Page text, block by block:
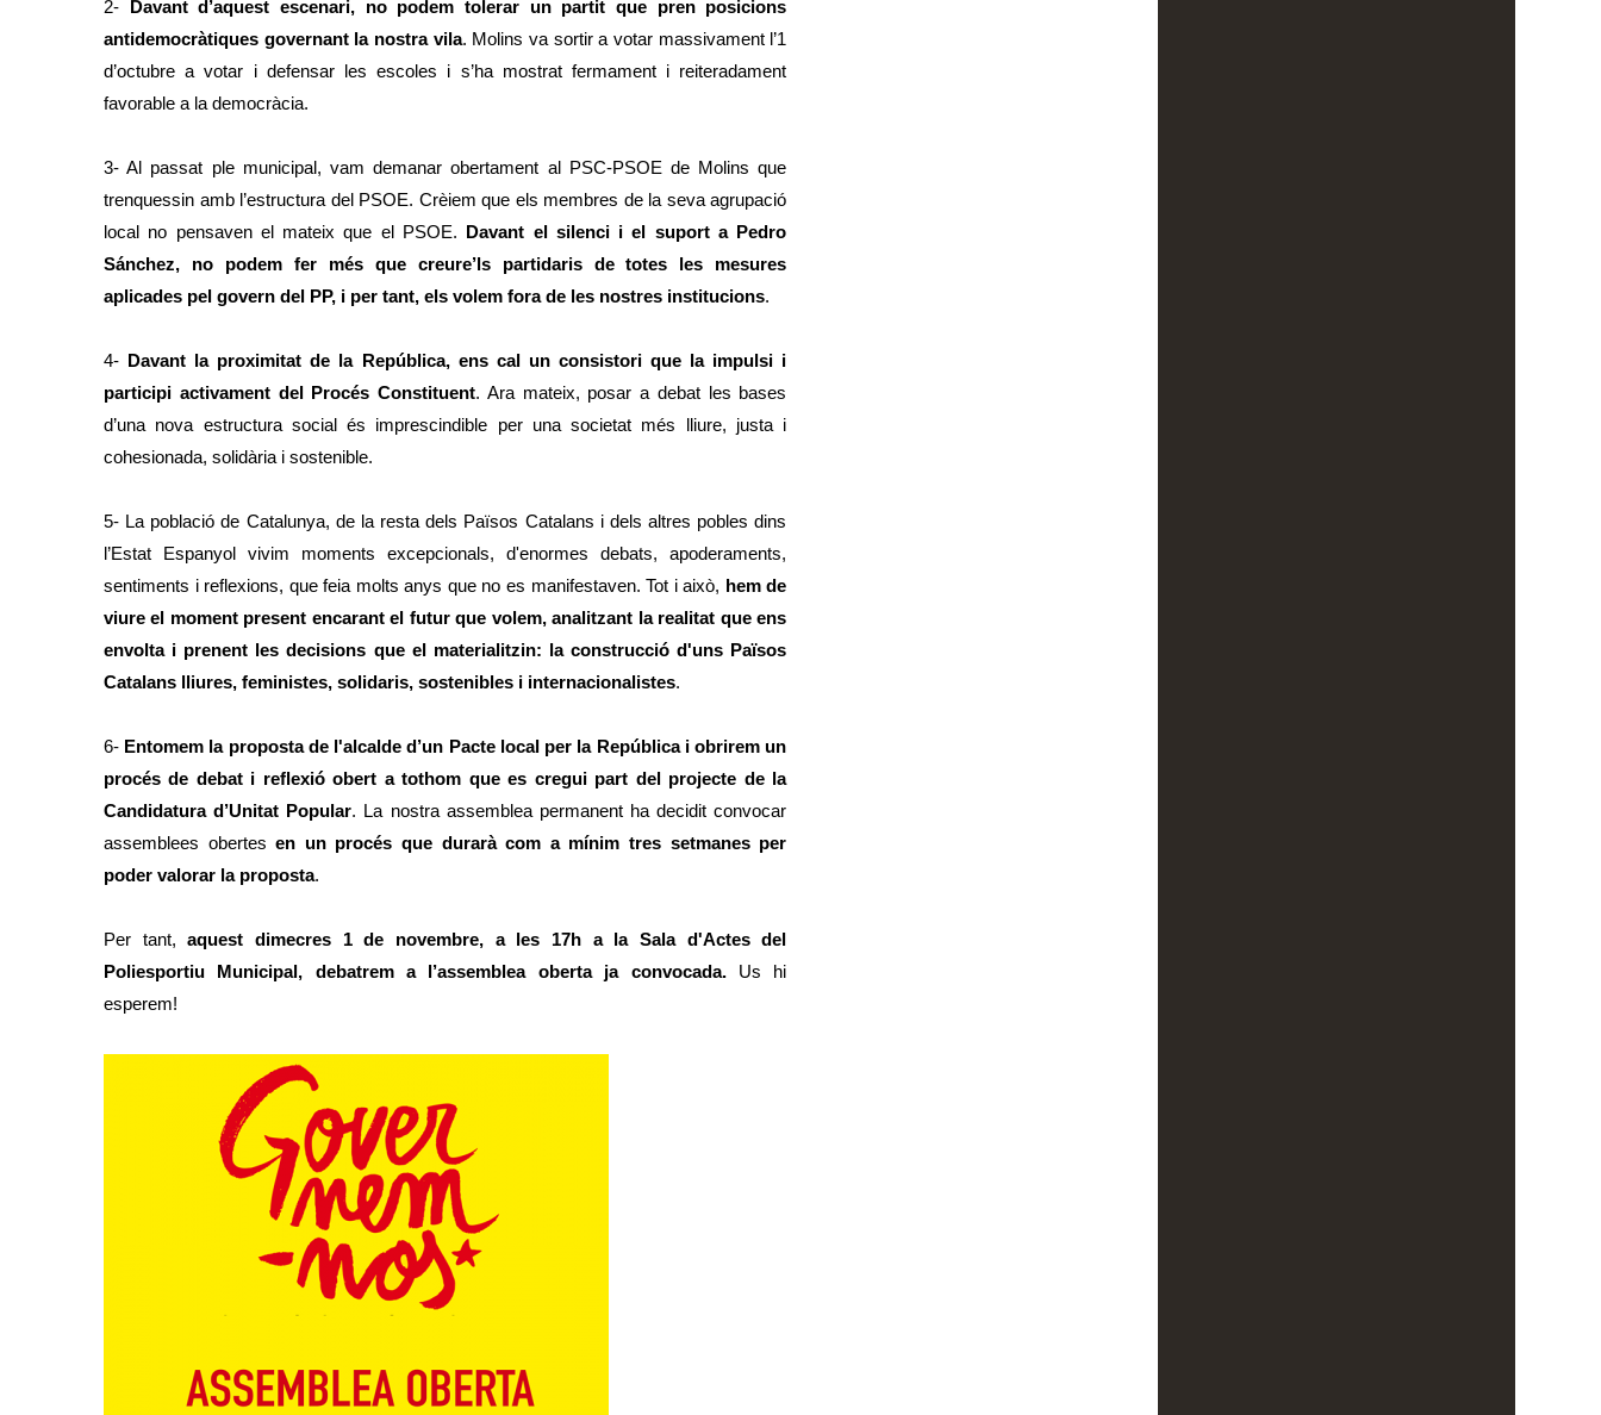
2-
Davant d’aquest escenari, no podem tolerar un partit que pren posicions
antidemocràtiques governant la nostra vila. Molins va sortir a votar massivament l’1
d’octubre a votar i defensar les escoles i s’ha mostrat fermament i reiteradament
favorable a la democràcia.
3- Al passat ple municipal, vam demanar obertament al PSC-PSOE de Molins que
trenquessin amb l’estructura del PSOE. Crèiem que els membres de la seva agrupació
local no pensaven el mateix que el PSOE.
Davant el silenci i el suport a Pedro
Sánchez, no podem fer més que creure’ls partidaris de totes les mesures
aplicades pel govern del PP, i per tant, els volem fora de les nostres institucions.
4-
Davant la proximitat de la República, ens cal un consistori que la impulsi i
participi activament del Procés Constituent. Ara mateix, posar a debat les bases
d’una nova estructura social és imprescindible per una societat més lliure, justa i
cohesionada, solidària i sostenible.
5- La població de Catalunya, de la resta dels Països Catalans i dels altres pobles dins
l’Estat Espanyol vivim moments excepcionals, d'enormes debats, apoderaments,
sentiments i reflexions, que feia molts anys que no es manifestaven. Tot i això, hem de
viure el moment present encarant el futur que volem, analitzant la realitat que ens
envolta i prenent les decisions que el materialitzin: la construcció d'uns Països
Catalans lliures, feministes, solidaris, sostenibles i internacionalistes.
6- Entomem la proposta de l'alcalde d’un Pacte local per la República i obrirem un
procés de debat i reflexió obert a tothom que es cregui part del projecte de la
Candidatura d’Unitat Popular. La nostra assemblea permanent ha decidit convocar
assemblees obertesen un procés que durarà com a mínim tres setmanes per
poder valorar la proposta.
Per tant,aquest dimecres 1 de novembre, a les 17h a la Sala d'Actes del
Poliesportiu Municipal, debatrem a l’assemblea oberta ja convocada.Us hi
esperem!